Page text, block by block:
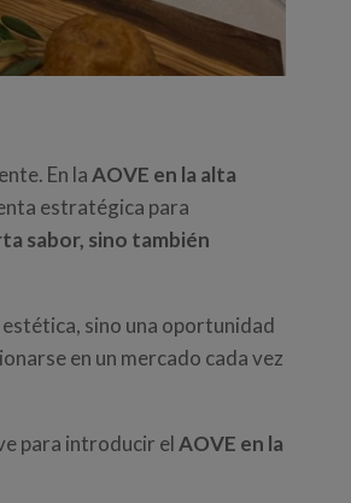
En laAOVE en la alta
estratégica para
sabor, sino también
estética, sino una oportunidad
en un mercado cada vez
para introducir elAOVE en la